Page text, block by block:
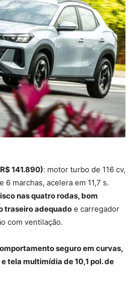
141.890): motor turbo de 116 cv,
6 marchas, acelera em 11,7 s.
nas quatro rodas, bom
traseiro adequado e carregador
com ventilação.
seguro em curvas,
tela multimídia de 10,1 pol. de